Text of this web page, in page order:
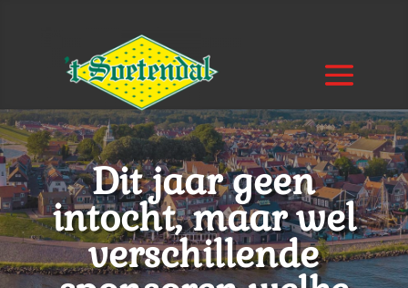
Dit jaar geen
intocht, maar wel
verschillende